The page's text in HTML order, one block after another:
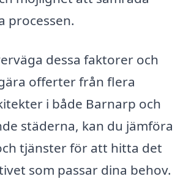
processen.
dessa faktorer och
offerter från flera
i både Barnarp och
städerna, kan du jämföra
tjänster för att hitta det
som passar dina behov.